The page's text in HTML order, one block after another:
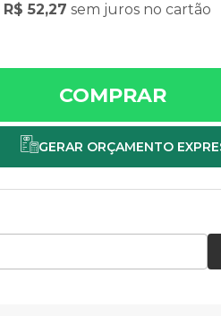
R$ 52,27 sem jurosno cartão
COMPRAR